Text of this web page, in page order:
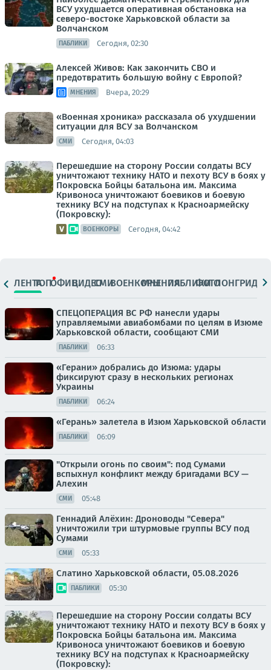
ВСУ ухудшается оперативная обстановка на
северо-востоке Харьковской области за
Волчанском
ПАБЛИКИ Сегодня, 02:30
Алексей Живов: Как закончить СВО и
предотвратить большую войну с Европой?
МНЕНИЯ Вчера, 20:29
«Военная хроника» рассказала об ухудшении
ситуации для ВСУ за Волчанском
СМИ Сегодня, 04:03
Перешедшие на сторону России солдаты ВСУ
уничтожают технику НАТО и пехоту ВСУ в боях у
Покровска Бойцы батальона им. Максима
Кривоноса уничтожают боевиков и боевую
технику ВСУ на подступах к Красноармейску
(Покровску):
ВОЕНКОРЫ Сегодня, 04:42
ЛЕНТАТОПОФИЦ.ВИДЕОСМИВОЕНКОРЫМНЕНИЯПАБЛИКИ
ФОТОЛОНГРИДЫ
СПЕЦОПЕРАЦИЯ ВС РФ нанесли удары
управляемыми авиабомбами по целям в Изюме
Харьковской области, сообщают СМИ
ПАБЛИКИ 06:33
«Герани» добрались до Изюма: удары
фиксируют сразу в нескольких регионах
Украины
ПАБЛИКИ 06:24
«Герань» залетела в Изюм Харьковской области
ПАБЛИКИ 06:09
"Открыли огонь по своим": под Сумами
вспыхнул конфликт между бригадами ВСУ —
Алехин
СМИ 05:48
Геннадий Алёхин: Дроноводы "Севера"
уничтожили три штурмовые группы ВСУ под
Сумами
СМИ 05:33
Слатино Харьковской области, 05.08.2026
ПАБЛИКИ 05:30
Перешедшие на сторону России солдаты ВСУ
уничтожают технику НАТО и пехоту ВСУ в боях у
Покровска Бойцы батальона им. Максима
Кривоноса уничтожают боевиков и боевую
технику ВСУ на подступах к Красноармейску
(Покровску):